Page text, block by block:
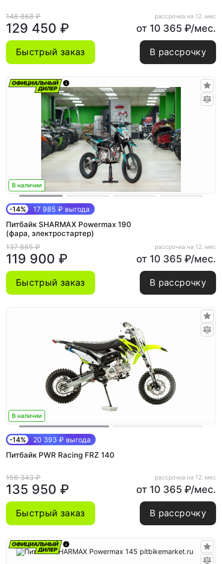
148 868 ₽
129 450 ₽
рассрочка на 12. мес
от 10 365 ₽/мес.
Быстрый заказ В рассрочку
В наличии
-14% 17 985 ₽ выгода
Питбайк SHARMAX Powermax 190
(фара, электростартер)
137 885 ₽
119 900 ₽
рассрочка на 12. мес
от 10 365 ₽/мес.
Быстрый заказ В рассрочку
В наличии
-14% 20 393 ₽ выгода
Питбайк PWR Racing FRZ 140
156 343 ₽
135 950 ₽
рассрочка на 12. мес
от 10 365 ₽/мес.
Быстрый заказ В рассрочку